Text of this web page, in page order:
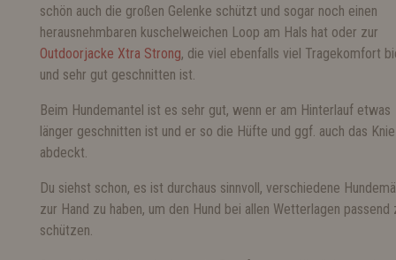
schön auch die großen Gelenke schützt und sogar noch einen
herausnehmbaren kuschelweichen Loop am Hals hat oder zur
Outdoorjacke Xtra Strong, die viel ebenfalls viel Tragekomfort
und sehr gut geschnitten ist.
Beim Hundemantel ist es sehr gut, wenn er am Hinterlauf etwas
länger geschnitten ist und er so die Hüfte und ggf. auch das Knie
abdeckt.
Du siehst schon, es ist durchaus sinnvoll, verschiedene
zur Hand zu haben, um den Hund bei allen Wetterlagen passend
schützen.